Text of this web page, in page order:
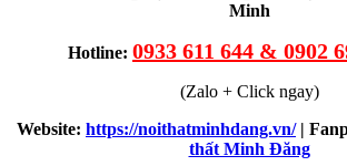
Minh
Hotline: 0933 611 644 & 0902
(Zalo + Click ngay)
Website: https://noithatminhdang.vn/ |
thất Minh Đăng